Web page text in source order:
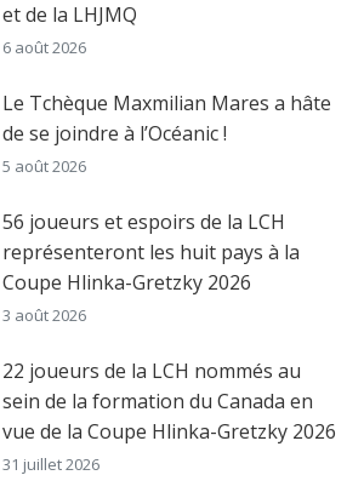
et de la LHJMQ
6 août 2026
Le Tchèque Maxmilian Mares a hâte
de se joindre à l’Océanic !
5 août 2026
56 joueurs et espoirs de la LCH
représenteront les huit pays à la
Coupe Hlinka-Gretzky 2026
3 août 2026
22 joueurs de la LCH nommés au
sein de la formation du Canada en
vue de la Coupe Hlinka-Gretzky 2026
31 juillet 2026